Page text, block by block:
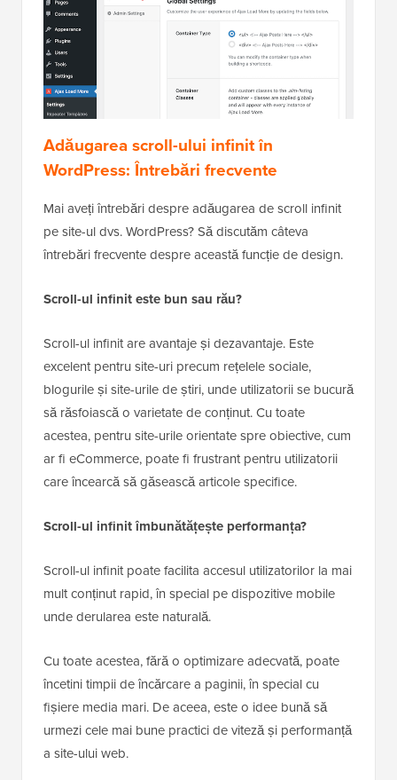
Adăugarea scroll-ului infinit în
WordPress: Întrebări frecvente
Mai aveți întrebări despre adăugarea de scroll infinit
pe site-ul dvs. WordPress? Să discutăm câteva
întrebări frecvente despre această funcție de design.
Scroll-ul infinit este bun sau rău?
Scroll-ul infinit are avantaje și dezavantaje. Este
excelent pentru site-uri precum rețelele sociale,
blogurile și site-urile de știri, unde utilizatorii se bucură
să răsfoiască o varietate de conținut. Cu toate
acestea, pentru site-urile orientate spre obiective, cum
ar fi eCommerce, poate fi frustrant pentru utilizatorii
care încearcă să găsească articole specifice.
Scroll-ul infinit îmbunătățește performanța?
Scroll-ul infinit poate facilita accesul utilizatorilor la mai
mult conținut rapid, în special pe dispozitive mobile
unde derularea este naturală.
Cu toate acestea, fără o optimizare adecvată, poate
încetini timpii de încărcare a paginii, în special cu
fișiere media mari. De aceea, este o idee bună să
urmezi cele mai bune practici de viteză și performanță
a site-ului web.